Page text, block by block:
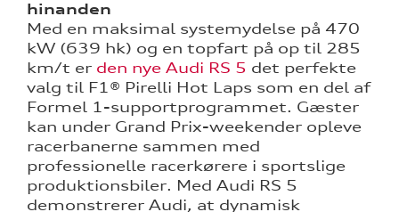
hinanden
Med en maksimal systemydelse på 470
kW (639 hk) og en topfart på op til 285
km/t er den nye Audi RS 5 det perfekte
valg til F1® Pirelli Hot Laps som en del af
Formel 1-supportprogrammet. Gæster
kan under Grand Prix-weekender opleve
racerbanerne sammen med
professionelle racerkørere i sportslige
produktionsbiler. Med Audi RS 5
demonstrerer Audi, at dynamisk